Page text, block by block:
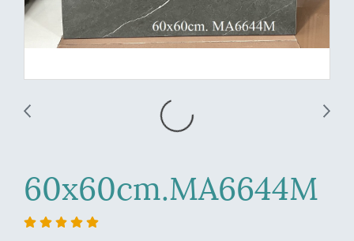
60x60cm.MA6644M